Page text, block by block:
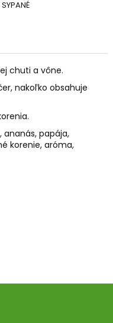
chuti a vône.
nakoľko obsahuje
ananás, papája,
korenie, aróma,